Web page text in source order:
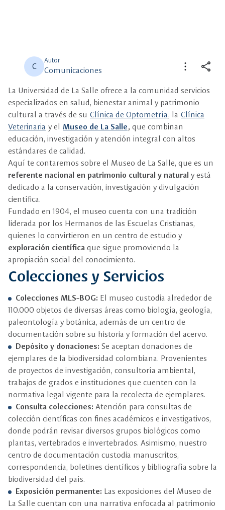
C
Autor
Comunicaciones more_vert share
Compartir close
Seleccione un filtro close
descriptionDescripción
view_carouselMultimedia
La Universidad de La Salle ofrece a la comunidad servicios
especializados en salud, bienestar animal y patrimonio
cultural a través de su Clínica de Optometría, la Clínica
Veterinaria y el Museo de La Salle, que combinan
educación, investigación y atención integral con altos
estándares de calidad.
Aquí te contaremos sobre el Museo de La Salle, que es un
referente nacional en patrimonio cultural y natural y está
dedicado a la conservación, investigación y divulgación
científica.
Fundado en 1904, el museo cuenta con una tradición
liderada por los Hermanos de las Escuelas Cristianas,
quienes lo convirtieron en un centro de estudio y
exploración científica que sigue promoviendo la
apropiación social del conocimiento.
Colecciones y Servicios
Colecciones MLS-BOG: El museo custodia alrededor de
110.000 objetos de diversas áreas como biología, geología,
paleontología y botánica, además de un centro de
documentación sobre su historia y formación del acervo.
Depósito y donaciones: Se aceptan donaciones de
ejemplares de la biodiversidad colombiana. Provenientes
de proyectos de investigación, consultoría ambiental,
trabajos de grados e instituciones que cuenten con la
normativa legal vigente para la recolecta de ejemplares.
Consulta colecciones: Atención para consultas de
colección científicas con fines académicos e investigativos,
donde podrán revisar diversos grupos biológicos como
plantas, vertebrados e invertebrados. Asimismo, nuestro
centro de documentación custodia manuscritos,
correspondencia, boletines científicos y bibliografía sobre la
biodiversidad del país.
Exposición permanente: Las exposiciones del Museo de
La Salle cuentan con una narrativa enfocada al patrimonio